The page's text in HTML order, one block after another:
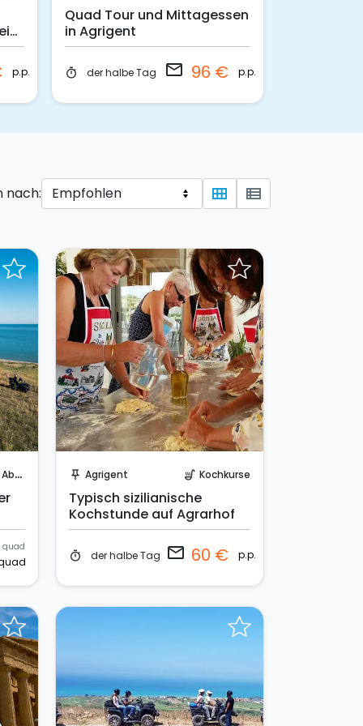
p.p.
Quad Tour und Mittagessen
in Agrigent
timer der halbe Tag email 96 € p.p.
nach: view_module view_list
quad
push_pin Agrigent soup_kitchen Kochkurse
Typisch sizilianische
Kochstunde auf Agrarhof
timer der halbe Tag email 60 € p.p.